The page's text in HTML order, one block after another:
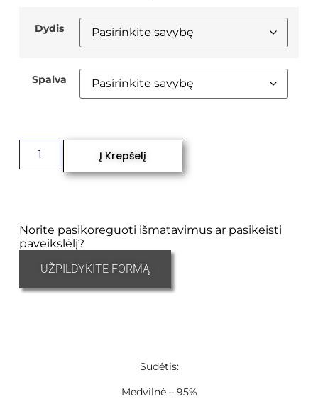
Sudėtis:
Medvilnė – 95%
Dydis
Spalva
Į Krepšelį
Norite pasikoreguoti išmatavimus ar pasikeisti
paveikslėlį?
UŽPILDYKITE FORMĄ